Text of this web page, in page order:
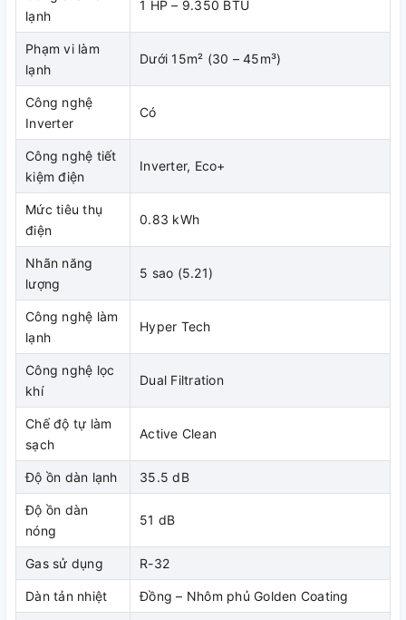
Ưu điểm nổi bật của Máy lạnh
Comfee Inverter 1 HP CFS-
10VGX
Công suất 1 HP – Phù hợp phòng
dưới 15m²
Với công suất 1 HP (9.350 BTU), máy lạnh Comfee Inverter 1
HP CFS-10VGX đáp ứng tối ưu nhu cầu làm mát cho:
Phòng ngủ
Phòng làm việc cá nhân
Căn hộ studio
Phòng trẻ em
Giúp tiết kiệm điện hơn so với việc dùng máy công suất lớn
không cần thiết.
lạnh
1 HP – 9.350 BTU
Phạm vi làm
lạnh
Dưới 15m² (30 – 45m³)
Công nghệ
Inverter
Có
Công nghệ tiết
kiệm điện
Inverter, Eco+
Mức tiêu thụ
điện
0.83 kWh
Nhãn năng
lượng
5 sao (5.21)
Công nghệ làm
lạnh
Hyper Tech
Công nghệ lọc
khí
Dual Filtration
Chế độ tự làm
sạch
Active Clean
Độ ồn dàn lạnh 35.5 dB
Độ ồn dàn
nóng
51 dB
Gas sử dụng R-32
Dàn tản nhiệt Đồng – Nhôm phủ Golden Coating